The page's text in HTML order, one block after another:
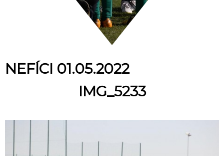
NEFÍCI 01.05.2022
IMG_5233